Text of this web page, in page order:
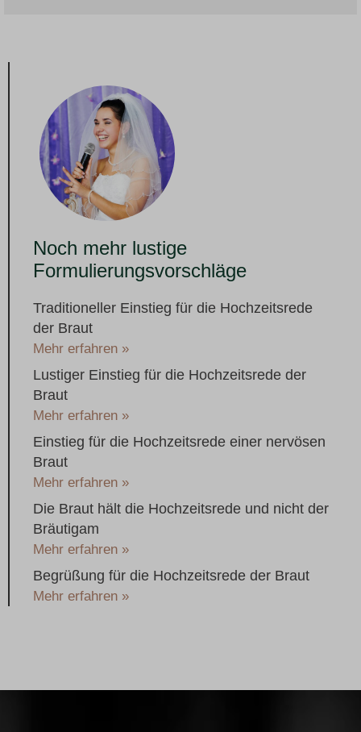
Noch mehr lustige
Formulierungsvorschläge
Traditioneller Einstieg für die Hochzeitsrede
der Braut
Mehr erfahren »
Lustiger Einstieg für die Hochzeitsrede der
Braut
Mehr erfahren »
Einstieg für die Hochzeitsrede einer nervösen
Braut
Mehr erfahren »
Die Braut hält die Hochzeitsrede und nicht der
Bräutigam
Mehr erfahren »
Begrüßung für die Hochzeitsrede der Braut
Mehr erfahren »